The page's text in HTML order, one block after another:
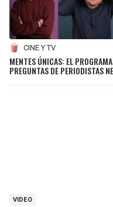
CINE Y TV
MENTES ÚNICAS: EL
PREGUNTAS DE PERIODISTAS
VIDEO